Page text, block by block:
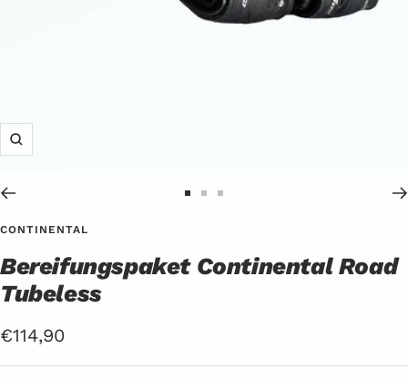
Zoom
gehen
2
gehen
gehen
CONTINENTAL
Bereifungspaket Continental Road
Tubeless
Angebotspreis
€114,90